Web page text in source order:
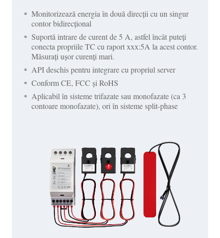
Monitorizează energia în două direcții cu un singur
contor bidirecțional
Suportă intrare de curent de 5 A, astfel încât puteți
conecta propriile TC cu raport xxx:5A la acest contor.
Măsurați ușor curenți mari.
API deschis pentru integrare cu propriul server
Conform CE, FCC și RoHS
Aplicabil în sisteme trifazate sau monofazate (ca 3
contoare monofazate), ori în sisteme split-phase